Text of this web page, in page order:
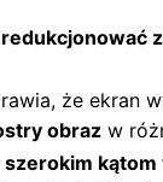
redukcjonować
że ekran
obraz w
szerokim kątom